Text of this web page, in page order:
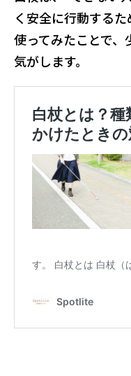
く安全に行動する
使ってみたことで
気がします。